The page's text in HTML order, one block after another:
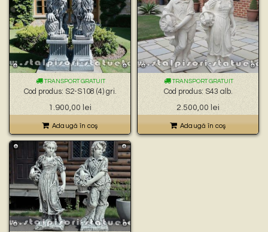
🏗 – socluri și stative –
🦌 – statuete animale sălbatice –
🐕 – statuete animale domestice –
🧘 – statuete buddha –
🧺 – statuete cu coșulețe –
🐉 – statuete gargoyles –
👼 – statuete religioase și îngerași –
🦜 – statuete păsări –
💧 – statuete pentru fântâni –
🍄 – statuete pitici și troli –
🏺 – vaze pentru flori –
TRANSPORT GRATUIT
Cod produs: S2-S108 (4) gri.
1.900,00 lei
Adaugă în coş
TRANSPORT GRATUIT
Cod produs: S43 alb.
2.500,00 lei
Adaugă în coş